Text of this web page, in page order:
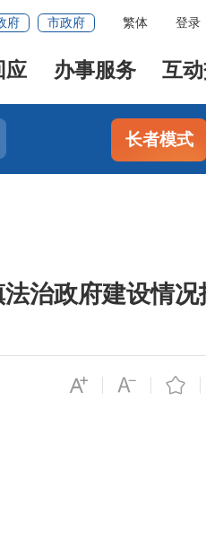
府 市政府 繁体 登录
应 办事服务 互
长者模式
治政府建设情况